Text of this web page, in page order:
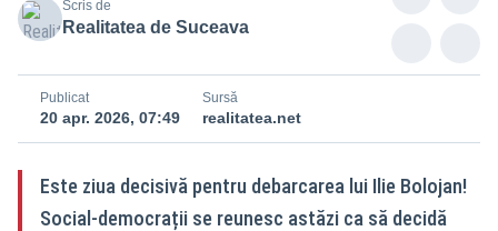
Scris de
Realitatea de Suceava
Publicat
20 apr. 2026, 07:49
Sursă
realitatea.net
Este ziua decisivă pentru debarcarea lui Ilie Bolojan!
Social-democrații se reunesc astăzi ca să decidă